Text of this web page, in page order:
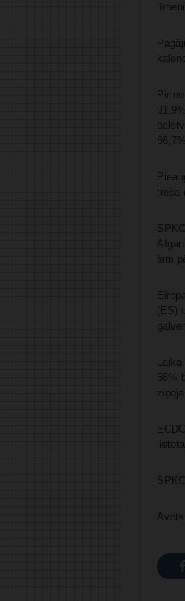
trešā
šim
(ES)
58%